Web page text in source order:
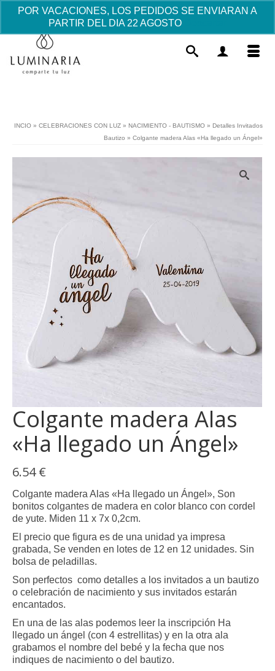
POR VACACIONES, LOS PEDIDOS SE ENVIARAN A
PARTIR DEL DIA 22 AGOSTO
INCIO » CELEBRACIONES CON LUZ » NACIMIENTO - BAUTISMO » Detalles Invitados
Bautizo » Colgante madera Alas «Ha llegado un Ángel»
Colgante madera Alas
«Ha llegado un Ángel»
6.54€
Colgante madera Alas «Ha llegado un Ángel», Son
bonitos colgantes de madera en color blanco con cordel
de yute. Miden 11 x 7x 0,2cm.
El precio que figura es de una unidad ya impresa
grabada, Se venden en lotes de 12 en 12 unidades. Sin
bolsa de peladillas.
Son perfectos como detalles a los invitados a un bautizo
o celebración de nacimiento y sus invitados estarán
encantados.
En una de las alas podemos leer la inscripción Ha
llegado un ángel (con 4 estrellitas) y en la otra ala
grabamos el nombre del bebé y la fecha que nos
indiques de nacimiento o del bautizo.
19.40
la